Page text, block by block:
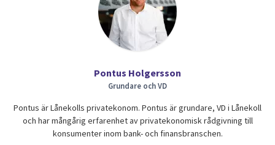
Pontus Holgersson
Grundare och VD
Pontus är Lånekolls privatekonom. Pontus är grundare, VD i Lånekoll
och har mångårig erfarenhet av privatekonomisk rådgivning till
konsumenter inom bank- och finansbranschen.